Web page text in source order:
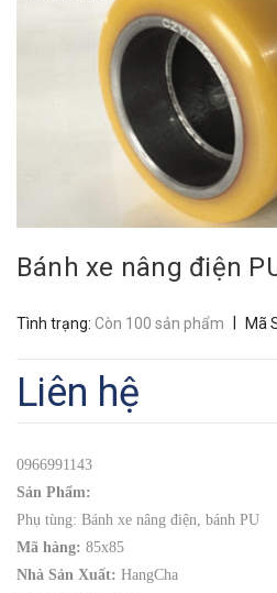
Bánh xe nâng điện
Tình trạng: Còn 100 sản phẩm Mã
Liên hệ
0966991143
Sản Phẩm:
Phụ tùng: Bánh xe nâng điện, bánh PU
Mã hàng: 85x85
Nhà Sản Xuất: HangCha